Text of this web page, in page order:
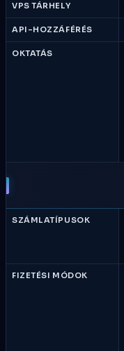
VPS TÁRHELY
API-HOZZÁFÉRÉS
OKTATÁS
SZÁMLATÍPUSOK
FIZETÉSI MÓDOK